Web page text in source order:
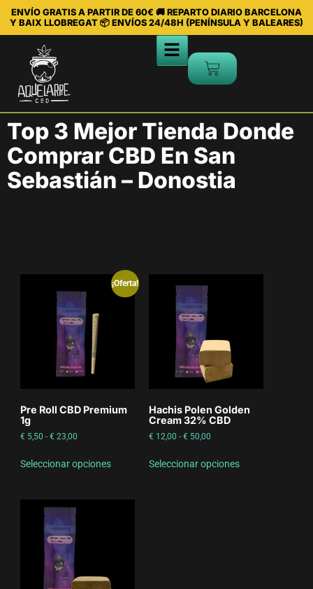
ENVÍO GRATIS A PARTIR DE 60€ 🚚 REPARTO DIARIO BARCELONA
Y BAIX LLOBREGAT 📦 ENVÍOS 24/48H (PENÍNSULA Y BALEARES)
Top 3 Mejor Tienda Donde
Comprar CBD En San
Sebastián – Donostia
¡Oferta!
Pre Roll CBD Premium
1g
€ 5,50 - € 23,00
Seleccionar opciones
Hachis Polen Golden
Cream 32% CBD
€ 12,00 - € 50,00
Seleccionar opciones